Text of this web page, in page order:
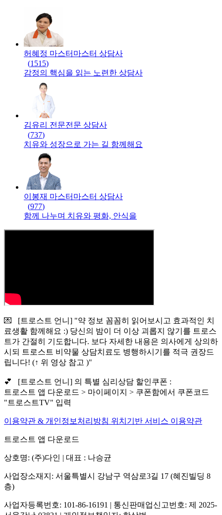
허혜정 마스터 마스터 상담사
(1515)
감정의 핵심을 읽는 노련한 상담사
김유리 전문전문 상담사
(737)
치유와 성장으로 가는 길 함께해요
이봉재 마스터 마스터 상담사
(977)
함께 나누며 치유와 평화, 안식을
💌 [트로스트 언니] "약 정보 꼼꼼히 읽어보시고 효과적인 치
료생활 함께해요 :) 당신의 밤이 더 이상 괴롭지 않기를 트로스
트가 간절히 기도합니다. 보다 자세한 내용은 의사에게 상의하
시되 트로스트 비약물 상담치료도 병행하시기를 적극 권장드
립니다! (↑ 위 영상 참고 )"
💕 [트로스트 언니] 의 특별 심리상담 할인쿠폰 :
트로스트 앱 다운로드 > 마이페이지 > 쿠폰함에서 쿠폰코드
"트로스트TV" 입력
이용약관 & 개인정보처리방침 위치기반 서비스 이용약관
트로스트 앱 다운로드
상호명: (주)다인 | 대표 : 나승균
사업장소재지: 서울특별시 강남구 역삼로3길 17 (혜진빌딩 8
층)
사업자등록번호: 101-86-16191 | 통신판매업신고번호: 제 2025-